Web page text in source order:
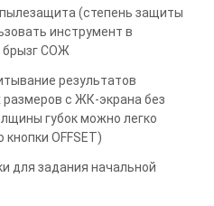
(степень защиты
инструмент в
брызг СОЖ
результатов
с ЖК-экрана без
губок можно легко
OFFSET)
для задания начальной